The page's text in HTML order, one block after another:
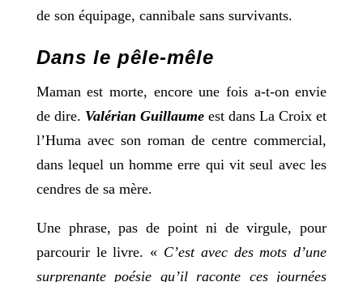
de son équipage, cannibale sans survivants.
Dans le pêle-mêle
Maman est morte, encore une fois a-t-on envie
de dire. Valérian Guillaume est dans La Croix et
l’Huma avec son roman de centre commercial,
dans lequel un homme erre qui vit seul avec les
cendres de sa mère.
Une phrase, pas de point ni de virgule, pour
parcourir le livre. « C’est avec des mots d’une
surprenante poésie qu’il raconte ces journées